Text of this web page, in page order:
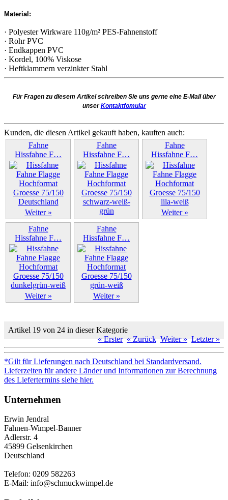
Material:
· Polyester Wirkware 110g/m² PES-Fahnenstoff
· Rohr PVC
· Endkappen PVC
· Kordel, 100% Viskose
· Heftklammern verzinkter Stahl
Für Fragen zu diesem Artikel schreiben Sie uns gerne eine E-Mail über
unserKontaktfomular
Kunden, die diesen Artikel gekauft haben, kauften auch:
Fahne
Hissfahne F…
Weiter »
Fahne
Hissfahne F…
Weiter »
Fahne
Hissfahne F…
Weiter »
Fahne
Hissfahne F…
Weiter »
Fahne
Hissfahne F…
Weiter »
Artikel 19 von 24 in dieser Kategorie
« Erster « Zurück Weiter » Letzter »
*Gilt für Lieferungen nach Deutschland bei Standardversand.
Lieferzeiten für andere Länder und Informationen zur Berechnung
des Liefertermins siehe hier.
Unternehmen
Erwin Jendral
Fahnen-Wimpel-Banner
Adlerstr. 4
45899 Gelsenkirchen
Deutschland
Telefon: 0209 582263
E-Mail: info@schmuckwimpel.de